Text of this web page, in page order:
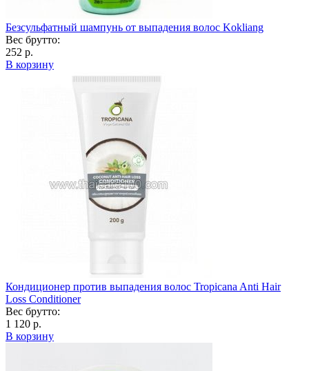
Безсульфатный шампунь от выпадения волос Kokliang
Вес брутто:
252 р.
В корзину
Кондиционер против выпадения волос Tropicana Anti Hair
Loss Conditioner
Вес брутто:
1 120 р.
В корзину